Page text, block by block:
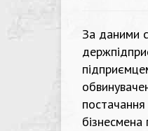
За даними